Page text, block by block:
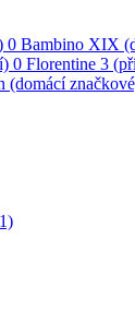
0 Bambino XIX
0 Florentine 3
(domácí